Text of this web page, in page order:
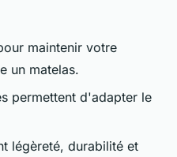
maintenir votre
un matelas.
permettent d'adapter le
légèreté, durabilité et